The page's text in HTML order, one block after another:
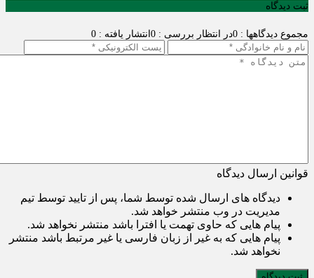
ثبت دیدگاه
مجموع دیدگاهها : 0 در انتظار بررسی : 0 انتشار یافته : 0
قوانین ارسال دیدگاه
دیدگاه های ارسال شده توسط شما، پس از تایید توسط تیم
مدیریت در وب منتشر خواهد شد.
پیام هایی که حاوی تهمت یا افترا باشد منتشر نخواهد شد.
پیام هایی که به غیر از زبان فارسی یا غیر مرتبط باشد منتشر
نخواهد شد.
ثبت دیدگاه